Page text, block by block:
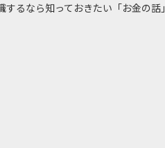
するなら知っておきたい「お金の話」